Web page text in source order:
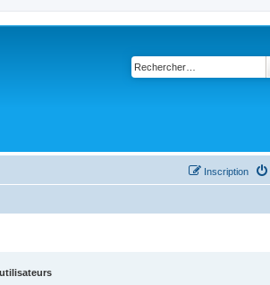
Inscription